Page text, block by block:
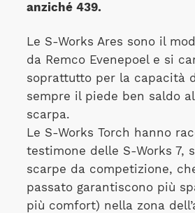
anziché 439.
Le S-Works Ares sono il
da Remco Evenepoel e si
soprattutto per la capacità
sempre il piede ben saldo
scarpa.
Le S-Works Torch hanno
testimone delle S-Works 7,
scarpe da competizione,
passato garantiscono più
più comfort) nella zona